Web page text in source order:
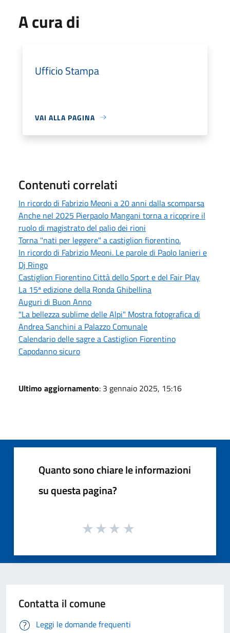
A cura di
Ufficio Stampa
VAI ALLA PAGINA
Contenuti correlati
In ricordo di Fabrizio Meoni a 20 anni dalla scomparsa
Anche nel 2025 Pierpaolo Mangani torna a ricoprire il
ruolo di magistrato del palio dei rioni
Torna "nati per leggere" a castiglion fiorentino.
In ricordo di Fabrizio Meoni. Le parole di Paolo Ianieri e
Dj Ringo
Castiglion Fiorentino Città dello Sport e del Fair Play
La 15ª edizione della Ronda Ghibellina
Auguri di Buon Anno
"La bellezza sublime delle Alpi" Mostra fotografica di
Andrea Sanchini a Palazzo Comunale
Calendario delle sagre a Castiglion Fiorentino
Capodanno sicuro
Ultimo aggiornamento: 3 gennaio 2025, 15:16
Quanto sono chiare le informazioni
su questa pagina?
Contatta il comune
Leggi le domande frequenti